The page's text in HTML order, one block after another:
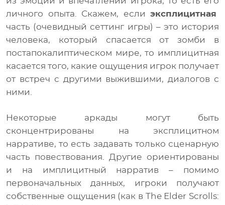
личного опыта. Скажем, если эксплицитная
часть (очевидный сеттинг игры) – это история
человека, который спасается от зомби в
постапокалиптическом мире, то имплицитная
касается того, какие ощущения игрок получает
от встреч с другими выжившими, диалогов с
ними.
Некоторые аркады могут быть
сконцентрированы на эксплицитном
нарративе, то есть задавать только сценарную
часть повествования. Другие ориентированы
и на имплицитный нарратив – помимо
первоначальных данных, игроки получают
собственные ощущения (как в The Elder Scrolls: